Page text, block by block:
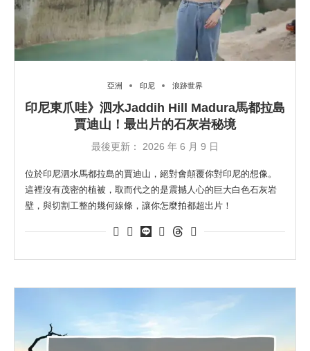
亞洲 印尼 浪跡世界
印尼東爪哇》泗水Jaddih Hill Madura馬都拉島
賈迪山！最出片的石灰岩秘境
最後更新： 2026 年 6 月 9 日
位於印尼泗水馬都拉島的賈迪山，絕對會顛覆你對印尼的想像。
這裡沒有茂密的植被，取而代之的是震撼人心的巨大白色石灰岩
壁，與切割工整的幾何線條，讓你怎麼拍都超出片！